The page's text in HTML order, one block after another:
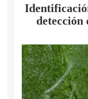
detección